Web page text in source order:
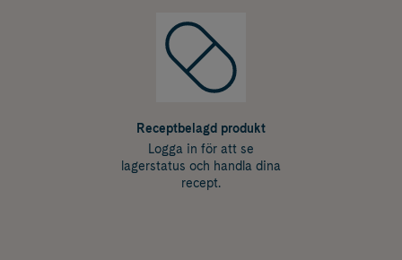
Receptbelagd produkt
Logga in för att se
lagerstatus och handla dina
recept.